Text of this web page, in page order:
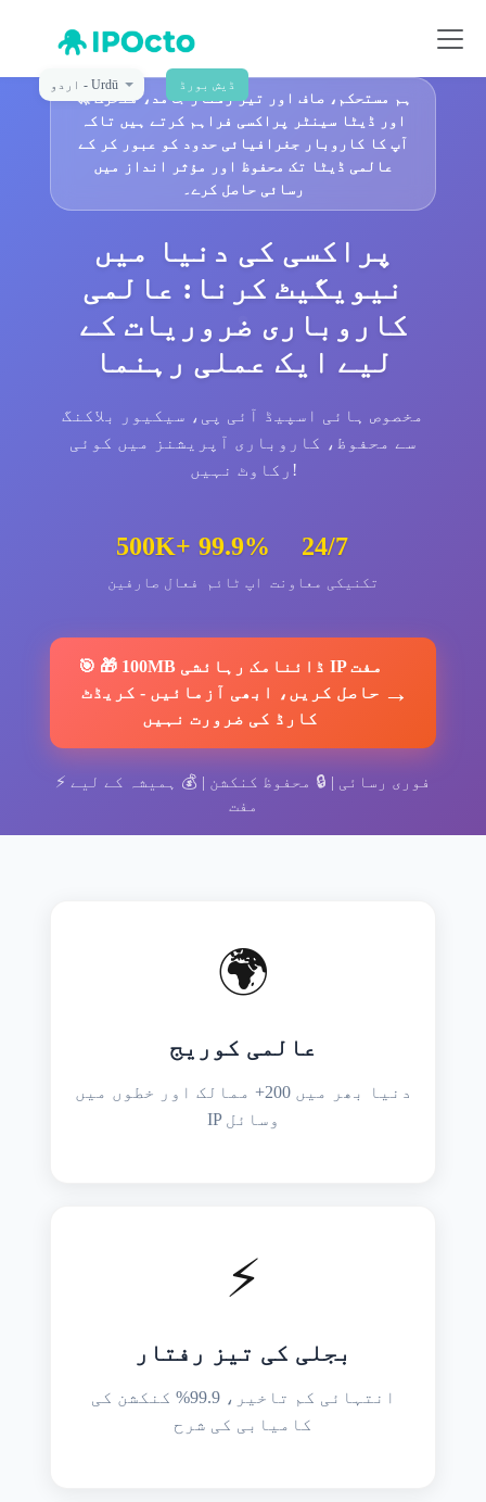
اردو - Urdū ڈیش بورڈ
🚀ہم مستحکم، صاف اور تیز رفتار جامد، متحرک
اور ڈیٹا سینٹر پراکسی فراہم کرتے ہیں تاکہ
آپ کا کاروبار جغرافیائی حدود کو عبور کر کے
عالمی ڈیٹا تک محفوظ اور مؤثر انداز میں
رسائی حاصل کرے۔
پراکسی کی دنیا میں
نیویگیٹ کرنا: عالمی
کاروباری ضروریات کے
لیے ایک عملی رہنما
مخصوص ہائی اسپیڈ آئی پی، سیکیور بلاکنگ
سے محفوظ، کاروباری آپریشنز میں کوئی
رکاوٹ نہیں!
500K+
فعال صارفین
99.9%
اپ ٹائم
24/7
تکنیکی معاونت
🎯 🎁 100MB ڈائنامک رہائشی IP مفت
حاصل کریں، ابھی آزمائیں - کریڈٹ
کارڈ کی ضرورت نہیں
→
⚡ فوری رسائی | 🔒 محفوظ کنکشن | 💰
ہمیشہ کے لیے
مفت
🌍
عالمی کوریج
دنیا بھر میں 200+ ممالک اور خطوں میں
IP وسائل
⚡
بجلی کی تیز رفتار
انتہائی کم تاخیر، 99.9% کنکشن کی
کامیابی کی شرح